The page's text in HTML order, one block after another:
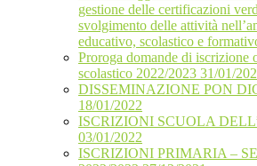
gestione delle certificazioni
svolgimento delle attività
educativo, scolastico e
Proroga domande di iscrizione
scolastico 2022/2023 31/01/
DISSEMINAZIONE PON
18/01/2022
ISCRIZIONI SCUOLA
03/01/2022
ISCRIZIONI PRIMARIA –